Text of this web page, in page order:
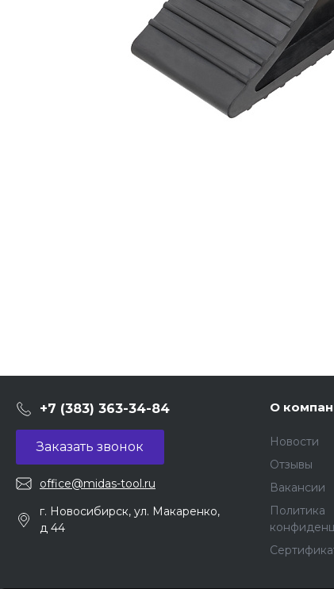
+7 (383) 363-34-84
Заказать звонок
office@midas-tool.ru
г. Новосибирск, ул. Макаренко,
д 44
О
Новости
Отзывы
Вакансии
Политика